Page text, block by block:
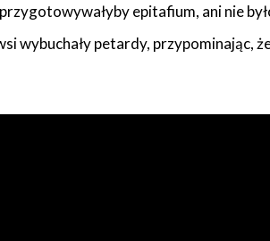
epitafium, ani nie
wybuchały petardy, przypominając,